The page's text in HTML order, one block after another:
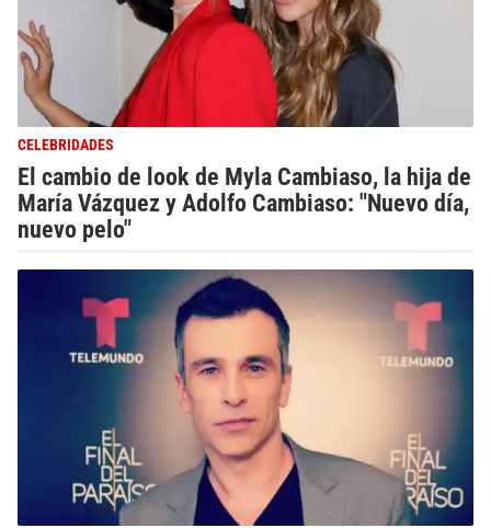
CELEBRIDADES
El cambio de look de Myla Cambiaso, la hija de
María Vázquez y Adolfo Cambiaso: "Nuevo día,
nuevo pelo"